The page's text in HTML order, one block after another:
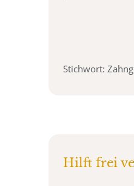
Stichwort:
Hilft frei